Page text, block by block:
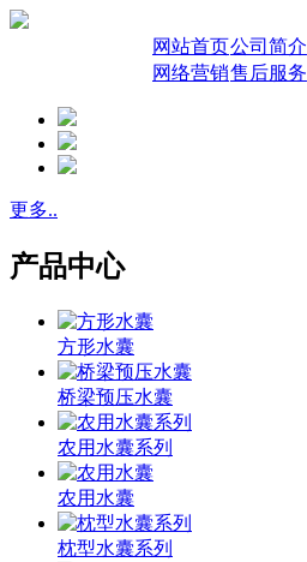
网站首页公司简介
网络营销售后服务
更多..
产品中心
方形水囊
桥梁预压水囊
农用水囊系列
农用水囊
枕型水囊系列